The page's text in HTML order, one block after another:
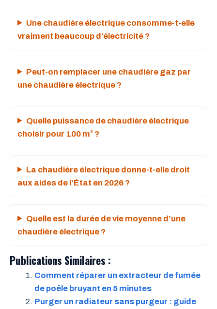
Une chaudière électrique consomme-t-elle
vraiment beaucoup d’électricité ?
Peut-on remplacer une chaudière gaz par
une chaudière électrique ?
Quelle puissance de chaudière électrique
choisir pour 100 m² ?
La chaudière électrique donne-t-elle droit
aux aides de l’État en 2026 ?
Quelle est la durée de vie moyenne d’une
chaudière électrique ?
Publications Similaires :
Comment réparer un extracteur de fumée
de poêle bruyant en 5 minutes
Purger un radiateur sans purgeur : guide